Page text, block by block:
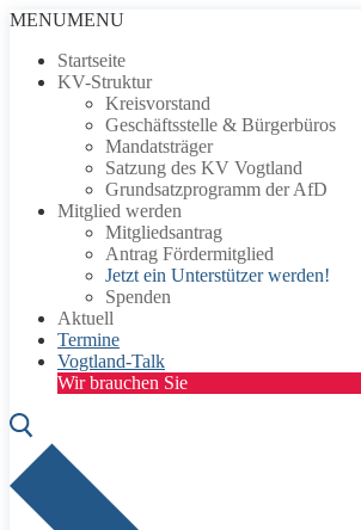
Zum
springen
Menü
Schließen
MENUMENU
Startseite
KV-Struktur
Kreisvorstand
Geschäftsstelle & Bürgerbüros
Mandatsträger
Satzung des KV Vogtland
Grundsatzprogramm der AfD
Mitglied werden
Mitgliedsantrag
Antrag Fördermitglied
Jetzt ein Unterstützer werden!
Spenden
Aktuell
Termine
Vogtland-Talk
Wir brauchen Sie